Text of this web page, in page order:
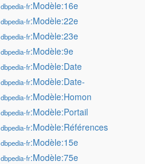
dbpedia-fr:Modèle:16e
dbpedia-fr:Modèle:22e
dbpedia-fr:Modèle:23e
dbpedia-fr:Modèle:9e
dbpedia-fr:Modèle:Date
dbpedia-fr:Modèle:Date-
dbpedia-fr:Modèle:Homon
dbpedia-fr:Modèle:Portail
dbpedia-fr:Modèle:Références
dbpedia-fr:Modèle:15e
dbpedia-fr:Modèle:75e